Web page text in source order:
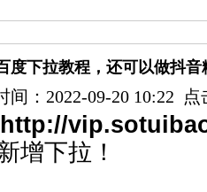
度下拉教程，还可以做抖音
间：2022-09-20 10:22
http://
增下拉！